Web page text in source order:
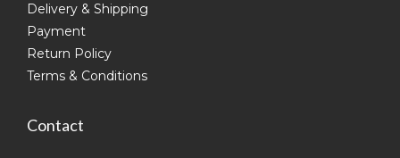
Delivery & Shipping
Payment
Return Policy
Terms & Conditions
Contact